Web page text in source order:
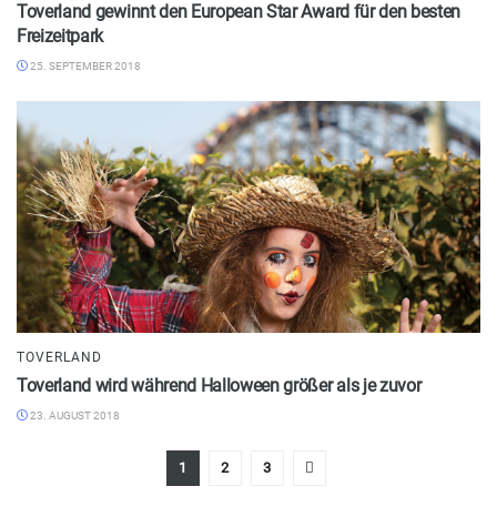
Toverland gewinnt den European Star Award für den besten
Freizeitpark
25. SEPTEMBER 2018
TOVERLAND
Toverland wird während Halloween größer als je zuvor
23. AUGUST 2018
1 2 3